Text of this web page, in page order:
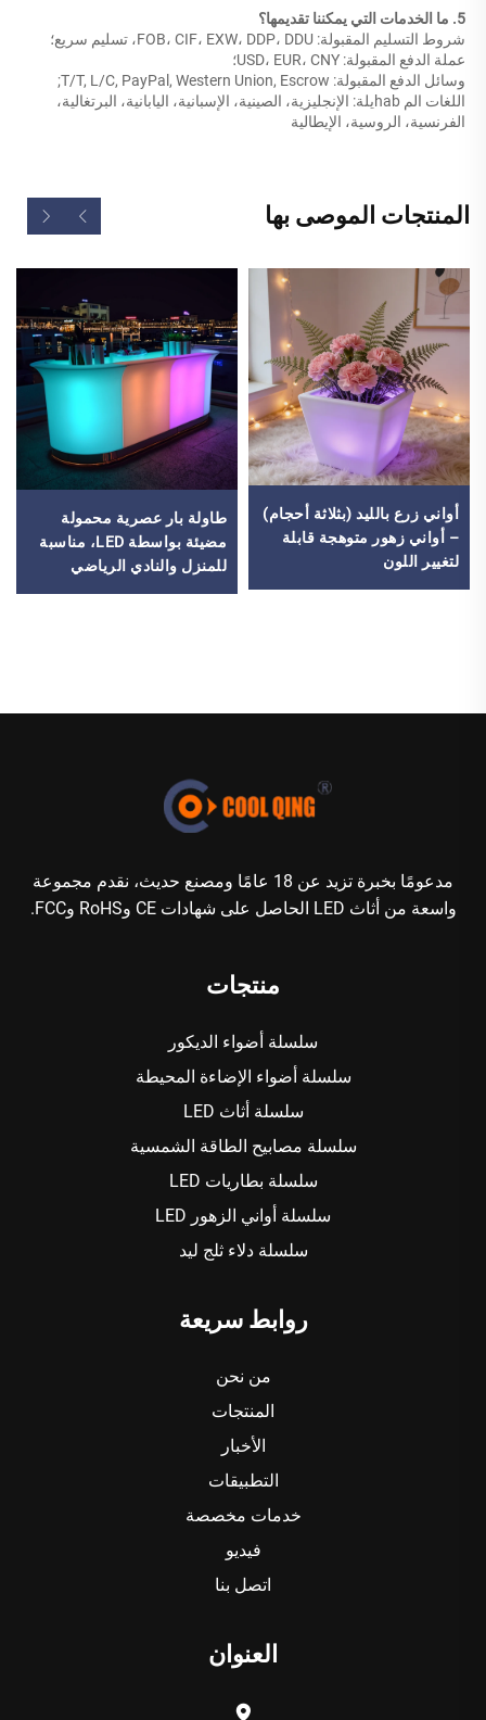
5. ما الخدمات التي يمكننا تقديمها؟
شروط التسليم المقبولة: FOB، CIF، EXW، DDP، DDU، تسليم سريع؛
عملة الدفع المقبولة: USD، EUR، CNY؛
وسائل الدفع المقبولة: T/T, L/C, PayPal, Western Union, Escrow;
الفرنسية، الروسية، الإيطالية
المنتجات الموصى بها
أواني زرع بالليد (بثلاثة أحجام)
– أواني زهور متوهجة قابلة
لتغيير اللون
طاولة بار عصرية محمولة
مضيئة بواسطة LED، مناسبة
للمنزل والنادي الرياضي
مدعومًا بخبرة تزيد عن 18 عامًا ومصنع حديث، نقدم مجموعة
واسعة من أثاث LED الحاصل على شهادات CE وRoHS وFCC.
منتجات
سلسلة أضواء الديكور
سلسلة أضواء الإضاءة المحيطة
سلسلة أثاث LED
سلسلة مصابيح الطاقة الشمسية
سلسلة بطاريات LED
سلسلة أواني الزهور LED
سلسلة دلاء ثلج ليد
روابط سريعة
من نحن
المنتجات
الأخبار
التطبيقات
خدمات مخصصة
فيديو
اتصل بنا
العنوان